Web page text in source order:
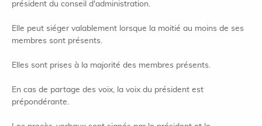
président du conseil d'administration.
Elle peut siéger valablement lorsque la moitié au moins de ses
membres sont présents.
Elles sont prises à la majorité des membres présents.
En cas de partage des voix, la voix du président est
prépondérante.